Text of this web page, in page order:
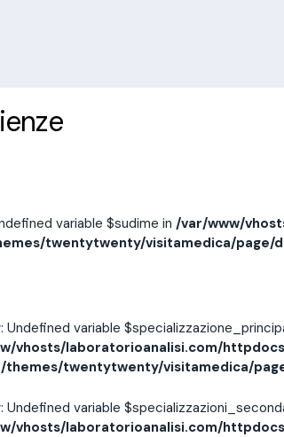
variable $sudime in /var/www/
twentytwenty/visitamedica/page/
: Undefined variable
vhosts/laboratorioanalisi.com/
themes/twentytwenty/visitamedica/
: Undefined variable
vhosts/laboratorioanalisi.com/